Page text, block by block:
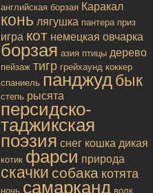
английская борзая Каракал
конь лягушка пантера приз
игра кот немецкая овчарка
борзая азия птицы дерево
пейзаж тигр грейхаунд коккер
спаниель панджудбык
степь рысята
персидско-
таджикская
поэзия снег кошка дикая
котик фарси природа
скачки собака котята
ночь самарканд волк